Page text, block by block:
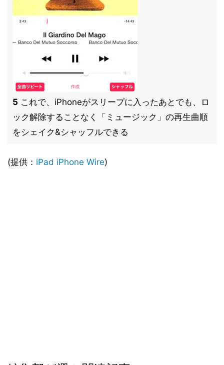
5 これで、iPhoneがスリープに入ったあとでも、ロ
ック解除することなく「ミュージック」の再生曲順
をシェイク&シャッフルできる
(提供： iPad iPhone Wire)